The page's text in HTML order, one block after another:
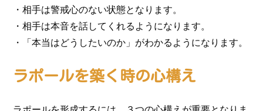
・相手は警戒心のない状態となります。
・相手は本音を話してくれるようになります。
・「本当はどうしたいのか」がわかるようになります。
ラポールを築く時の心構え